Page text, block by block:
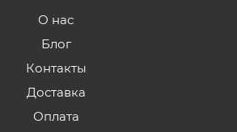
О нас
Блог
Контакты
Доставка
Оплата